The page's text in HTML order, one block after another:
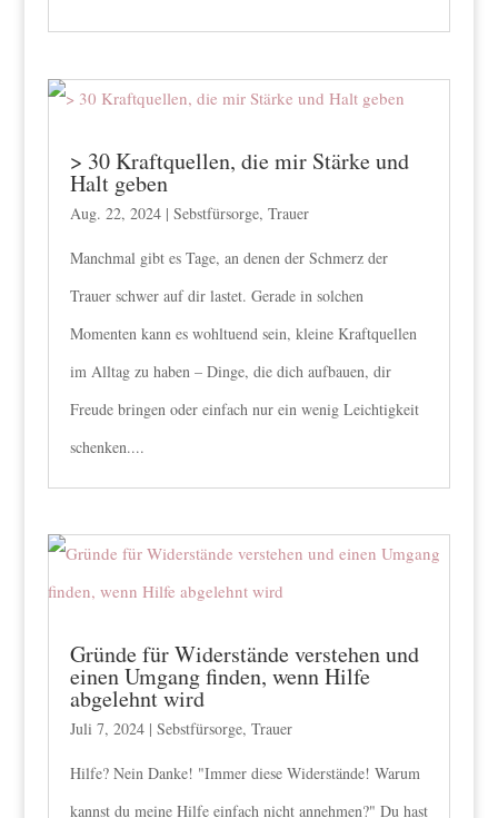
> 30 Kraftquellen, die mir Stärke und
Halt geben
Aug. 22, 2024| Sebstfürsorge, Trauer
Manchmal gibt es Tage, an denen der Schmerz der
Trauer schwer auf dir lastet. Gerade in solchen
Momenten kann es wohltuend sein, kleine Kraftquellen
im Alltag zu haben – Dinge, die dich aufbauen, dir
Freude bringen oder einfach nur ein wenig Leichtigkeit
schenken....
Gründe für Widerstände verstehen und
einen Umgang finden, wenn Hilfe
abgelehnt wird
Juli 7, 2024| Sebstfürsorge, Trauer
Hilfe? Nein Danke! "Immer diese Widerstände! Warum
kannst du meine Hilfe einfach nicht annehmen?" Du hast